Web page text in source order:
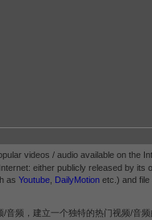
videos / audio available on
either publicly released by
as Youtube DailyMotion etc.) and
频，建立一个独特的热门视频/